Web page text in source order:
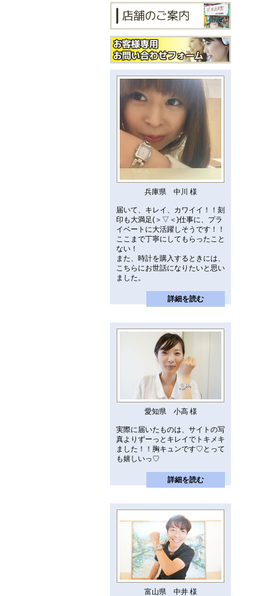
兵庫県 中川 様
届いて、キレイ、カワイイ！！刻
印も大満足(＞▽＜)仕事に、プラ
イベートに大活躍しそうです！！
ここまで丁寧にしてもらったこと
ない！
また、時計を購入するときには、
こちらにお世話になりたいと思い
ました。
詳細を読む
愛知県 小高 様
実際に届いたものは、サイトの写
真よりずーっとキレイでトキメキ
ました！！胸キュンです♡とって
も嬉しいっ♡
詳細を読む
富山県 中井 様